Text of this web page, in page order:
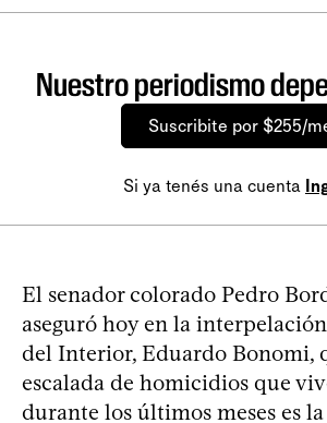
Nuestro periodismo
Suscribite por $255/
Si ya tenés una cuenta
El senador colorado Pedro
aseguró hoy en la
del Interior, Eduardo Bonomi,
escalada de homicidios que
durante los últimos meses es